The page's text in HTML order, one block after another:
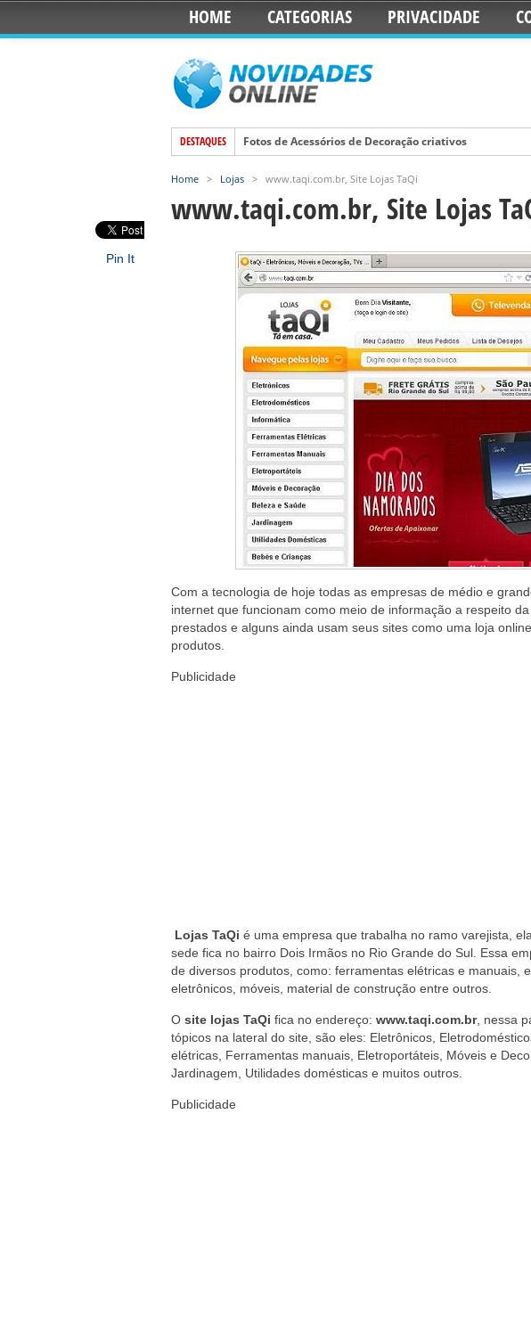
HOME CATEGORIAS PRIVACIDADE
DESTAQUES
Fotos de Acessórios de Decoração criativos
Sala de Jantar, Qual a Melhor Mesa: Redonda ou
Bancadas para Cozinhas Americanas: Dicas, Modelos
Decoração Simples para Quarto de Casal: Dicas, Fotos
Home > Lojas > www.taqi.com.br, Site Lojas TaQi
www.taqi.com.br, Site Lojas
Pin It
Com a tecnologia de hoje todas as empresas de médio e
internet que funcionam como meio de informação a respeito
prestados e alguns ainda usam seus sites como uma loja
produtos.
Publicidade
Lojas TaQi é uma empresa que trabalha no ramo varejista,
sede fica no bairro Dois Irmãos no Rio Grande do Sul. Essa
de diversos produtos, como: ferramentas elétricas e manuais,
eletrônicos, móveis, material de construção entre outros.
O site lojas TaQi fica no endereço: www.taqi.com.br, nessa
tópicos na lateral do site, são eles: Eletrônicos,
elétricas, Ferramentas manuais, Eletroportáteis, Móveis e
Jardinagem, Utilidades domésticas e muitos outros.
Publicidade